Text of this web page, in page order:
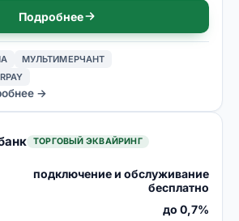
Подробнее
МУЛЬТИМЕРЧАНТ
→
ТОРГОВЫЙ ЭКВАЙРИНГ
подключение и обслуживание
бесплатно
до 0,7%